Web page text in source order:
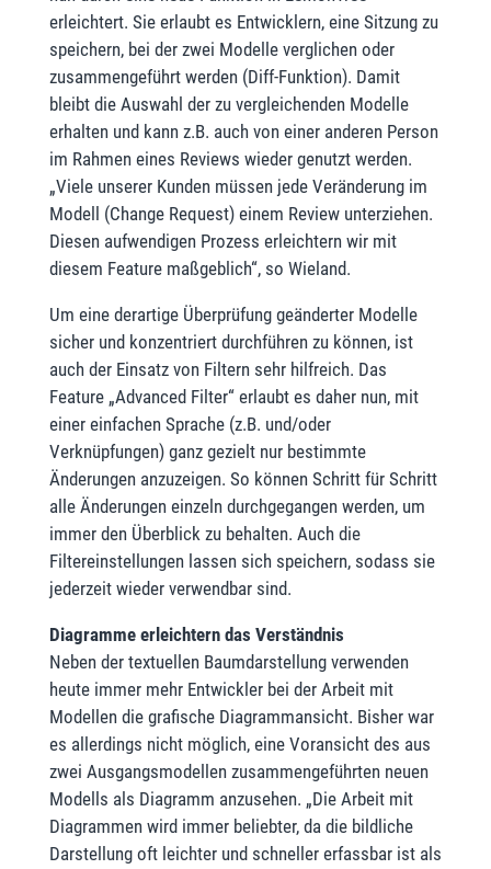
erleichtert. Sie erlaubt es Entwicklern, eine Sitzung zu
speichern, bei der zwei Modelle verglichen oder
zusammengeführt werden (Diff-Funktion). Damit
bleibt die Auswahl der zu vergleichenden Modelle
erhalten und kann z.B. auch von einer anderen Person
im Rahmen eines Reviews wieder genutzt werden.
„Viele unserer Kunden müssen jede Veränderung im
Modell (Change Request) einem Review unterziehen.
Diesen aufwendigen Prozess erleichtern wir mit
diesem Feature maßgeblich“, so Wieland.
Um eine derartige Überprüfung geänderter Modelle
sicher und konzentriert durchführen zu können, ist
auch der Einsatz von Filtern sehr hilfreich. Das
Feature „Advanced Filter“ erlaubt es daher nun, mit
einer einfachen Sprache (z.B. und/oder
Verknüpfungen) ganz gezielt nur bestimmte
Änderungen anzuzeigen. So können Schritt für Schritt
alle Änderungen einzeln durchgegangen werden, um
immer den Überblick zu behalten. Auch die
Filtereinstellungen lassen sich speichern, sodass sie
jederzeit wieder verwendbar sind.
Diagramme erleichtern das Verständnis
Neben der textuellen Baumdarstellung verwenden
heute immer mehr Entwickler bei der Arbeit mit
Modellen die grafische Diagrammansicht. Bisher war
es allerdings nicht möglich, eine Voransicht des aus
zwei Ausgangsmodellen zusammengeführten neuen
Modells als Diagramm anzusehen. „Die Arbeit mit
Diagrammen wird immer beliebter, da die bildliche
Darstellung oft leichter und schneller erfassbar ist als